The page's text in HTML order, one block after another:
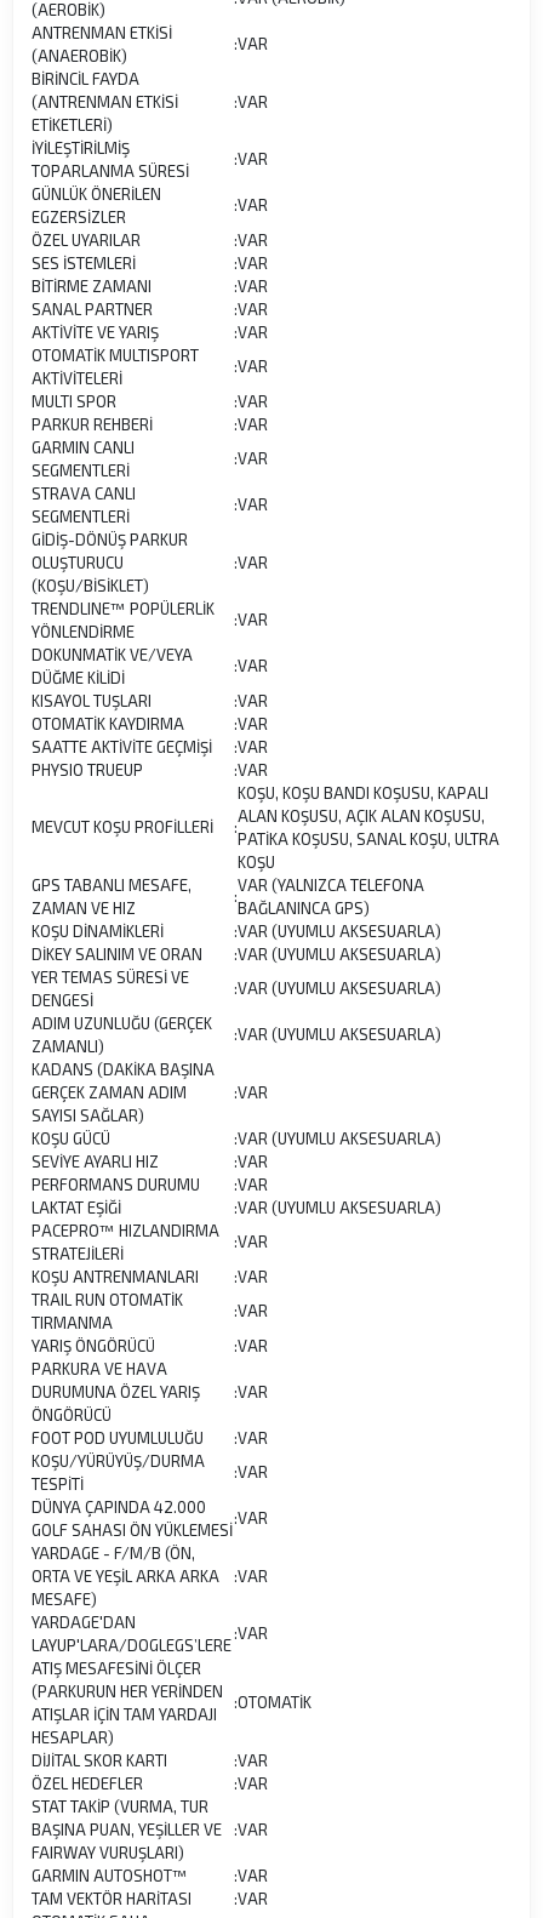
(AEROBİK)
ANTRENMAN ETKİSİ
(ANAEROBİK)
:VAR
BİRİNCİL FAYDA
(ANTRENMAN ETKİSİ
ETİKETLERİ)
:VAR
İYİLEŞTİRİLMİŞ
TOPARLANMA SÜRESİ
:VAR
GÜNLÜK ÖNERİLEN
EGZERSİZLER
:VAR
ÖZEL UYARILAR
:VAR
SES İSTEMLERİ
:VAR
BİTİRME ZAMANI
:VAR
SANAL PARTNER
:VAR
AKTİVİTE VE YARIŞ
:VAR
OTOMATİK MULTISPORT
AKTİVİTELERİ
:VAR
MULTI SPOR
:VAR
PARKUR REHBERİ
:VAR
GARMIN CANLI
SEGMENTLERİ
:VAR
STRAVA CANLI
SEGMENTLERİ
:VAR
GİDİŞ-DÖNÜŞ PARKUR
OLUŞTURUCU
(KOŞU/BİSİKLET)
:VAR
TRENDLINE™ POPÜLERLİK
YÖNLENDİRME
:VAR
DOKUNMATİK VE/VEYA
DÜĞME KİLİDİ
:VAR
KISAYOL TUŞLARI
:VAR
OTOMATİK KAYDIRMA
:VAR
SAATTE AKTİVİTE GEÇMİŞİ
:VAR
PHYSIO TRUEUP
:VAR
MEVCUT KOŞU PROFİLLERİ :
KOŞU, KOŞU BANDI KOŞUSU, KAPALI
ALAN KOŞUSU, AÇIK ALAN KOŞUSU,
PATİKA KOŞUSU, SANAL KOŞU, ULTRA
KOŞU
GPS TABANLI MESAFE,
ZAMAN VE HIZ
:
VAR (YALNIZCA TELEFONA
BAĞLANINCA GPS)
KOŞU DİNAMİKLERİ
:VAR (UYUMLU AKSESUARLA)
DİKEY SALINIM VE ORAN
:VAR (UYUMLU AKSESUARLA)
YER TEMAS SÜRESİ VE
DENGESİ
:VAR (UYUMLU AKSESUARLA)
ADIM UZUNLUĞU (GERÇEK
ZAMANLI)
:VAR (UYUMLU AKSESUARLA)
KADANS (DAKİKA BAŞINA
GERÇEK ZAMAN ADIM
SAYISI SAĞLAR)
:VAR
KOŞU GÜCÜ :VAR (UYUMLU AKSESUARLA)
SEVİYE AYARLI HIZ
:VAR
PERFORMANS DURUMU
:VAR
LAKTAT EŞİĞİ
:VAR (UYUMLU AKSESUARLA)
PACEPRO™ HIZLANDIRMA
STRATEJİLERİ
:VAR
KOŞU ANTRENMANLARI
:VAR
TRAIL RUN OTOMATİK
TIRMANMA
:VAR
YARIŞ ÖNGÖRÜCÜ
:VAR
PARKURA VE HAVA
DURUMUNA ÖZEL YARIŞ
ÖNGÖRÜCÜ
:VAR
FOOT POD UYUMLULUĞU :VAR
KOŞU/YÜRÜYÜŞ/DURMA
TESPİTİ
:VAR
DÜNYA ÇAPINDA 42.000
GOLF SAHASI ÖN YÜKLEMESİ
:VAR
YARDAGE - F/M/B (ÖN,
ORTA VE YEŞİL ARKA ARKA
MESAFE)
:VAR
YARDAGE'DAN
LAYUP'LARA/DOGLEGS’LERE
:VAR
ATIŞ MESAFESİNİ ÖLÇER
(PARKURUN HER YERİNDEN
ATIŞLAR İÇİN TAM YARDAJI
HESAPLAR)
:OTOMATİK
DİJİTAL SKOR KARTI :VAR
ÖZEL HEDEFLER
:VAR
STAT TAKİP (VURMA, TUR
BAŞINA PUAN, YEŞİLLER VE
FAIRWAY VURUŞLARI)
:VAR
GARMIN AUTOSHOT™ :VAR
TAM VEKTÖR HARİTASI
:VAR